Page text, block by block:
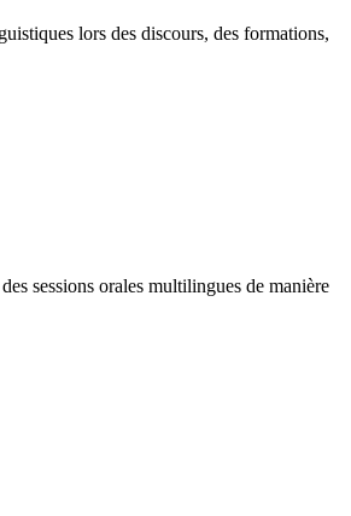
lors des discours, des formations,
sessions orales multilingues de manière